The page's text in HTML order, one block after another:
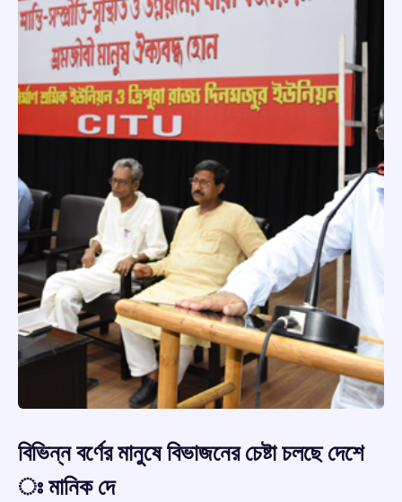
বিভিন্ন বর্ণের মানুষে বিভাজনের চেষ্টা চলছে দেশে
ঃ মানিক দে